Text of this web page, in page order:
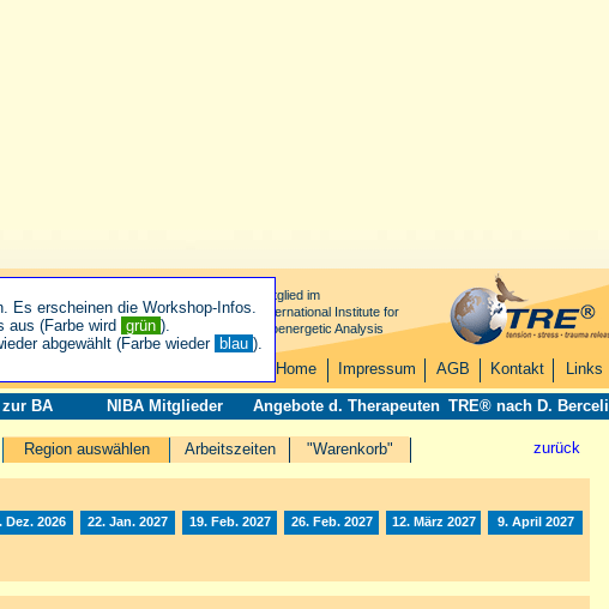
Mitglied im
International Institute for
Bioenergetic Analysis
Home Impressum AGB Kontakt Links
BA NIBA Mitglieder Angebote d. Therapeuten TRE® nach D. Berceli
zurück
Arbeitszeiten "Warenkorb"
Region auswählen
Dez. 2026 22. Jan. 2027 19. Feb. 2027 26. Feb. 2027 12. März 2027
9. April 2027
Es erscheinen die Workshop-Infos.
aus (Farbe wird grün ).
abgewählt (Farbe wieder blau ).